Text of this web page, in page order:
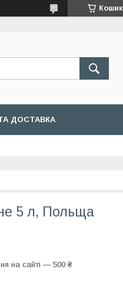
Кошик
ДОСТАВКА
5 л, Польща
на сайті — 500 ₴